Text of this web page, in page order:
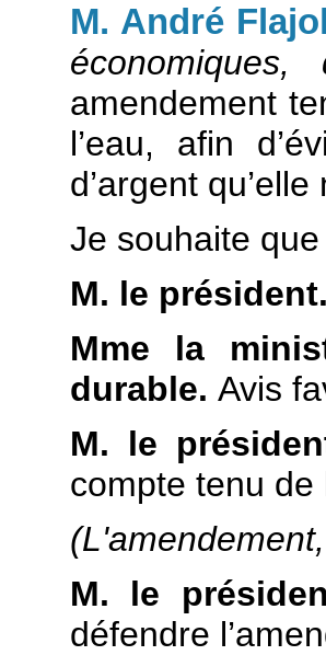
M. André
amendement
l’eau, afin
d’argent
Je souhaite
M. le président.
Mme la
durable. Avis
M. le
compte tenu
M. le
défendre